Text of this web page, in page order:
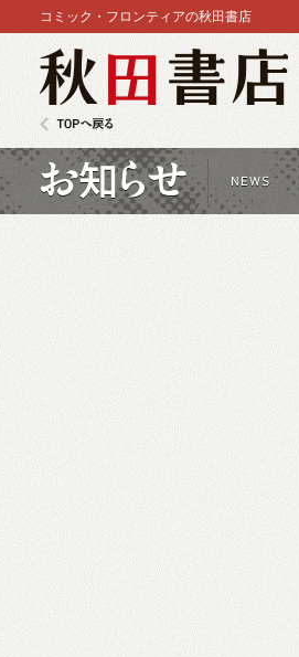
コミック・フロンティアの秋田書店